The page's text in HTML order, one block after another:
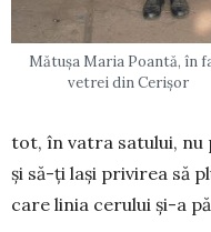
Mătușa Maria Poantă, în
vetrei din Cerișor
tot, în vatra satului, nu
și să-ți lași privirea să
care linia ce­rului și-a